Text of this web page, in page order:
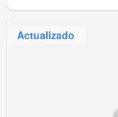
Actualizado